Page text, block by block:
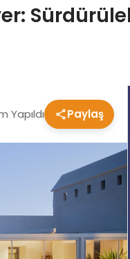
Yapıldı Paylaş